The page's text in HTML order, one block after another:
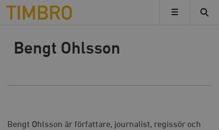
Timbro
MENY
Bengt Ohlsson
Bengt Ohlsson är författare, journalist, regissör och